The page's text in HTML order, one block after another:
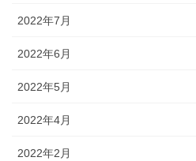
2022年7月
2022年6月
2022年5月
2022年4月
2022年2月